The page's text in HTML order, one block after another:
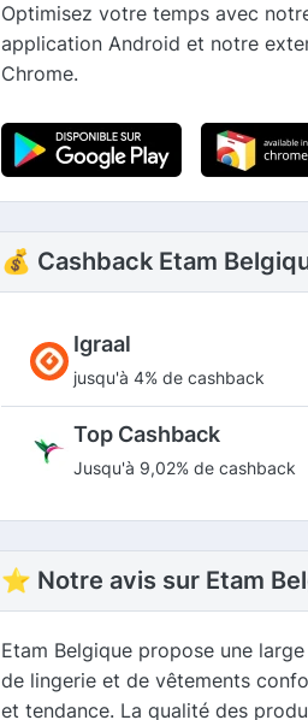
Optimisez votre temps avec
application Android et notre
Chrome.
💰 Cashback Etam
Igraal
jusqu'à 4% de cashback
Top Cashback
Jusqu'à 9,02% de cashback
⭐ Notre avis sur Etam
Etam Belgique propose une
de lingerie et de vêtements
et tendance. La qualité des